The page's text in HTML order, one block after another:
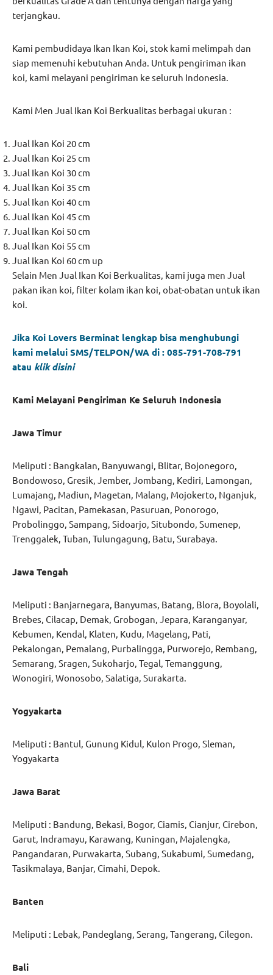
terjangkau.
Kami pembudidaya Ikan Ikan Koi, stok kami melimpah dan
siap memenuhi kebutuhan Anda. Untuk pengiriman ikan
koi, kami melayani pengiriman ke seluruh Indonesia.
Kami Men Jual Ikan Koi Berkualitas berbagai ukuran :
Jual Ikan Koi 20 cm
Jual Ikan Koi 25 cm
Jual Ikan Koi 30 cm
Jual Ikan Koi 35 cm
Jual Ikan Koi 40 cm
Jual Ikan Koi 45 cm
Jual Ikan Koi 50 cm
Jual Ikan Koi 55 cm
Jual Ikan Koi 60 cm up
Selain Men Jual Ikan Koi Berkualitas, kami juga men Jual
pakan ikan koi, filter kolam ikan koi, obat-obatan untuk ikan
koi.
Jika Koi Lovers Berminat lengkap bisa menghubungi
kami melalui SMS/TELPON/WA di : 085-791-708-791
atau klik disini
Kami Melayani Pengiriman Ke Seluruh Indonesia
Jawa Timur
Meliputi : Bangkalan, Banyuwangi, Blitar, Bojonegoro,
Bondowoso, Gresik, Jember, Jombang, Kediri, Lamongan,
Lumajang, Madiun, Magetan, Malang, Mojokerto, Nganjuk,
Ngawi, Pacitan, Pamekasan, Pasuruan, Ponorogo,
Probolinggo, Sampang, Sidoarjo, Situbondo, Sumenep,
Trenggalek, Tuban, Tulungagung, Batu, Surabaya.
Jawa Tengah
Meliputi : Banjarnegara, Banyumas, Batang, Blora, Boyolali,
Brebes, Cilacap, Demak, Grobogan, Jepara, Karanganyar,
Kebumen, Kendal, Klaten, Kudu, Magelang, Pati,
Pekalongan, Pemalang, Purbalingga, Purworejo, Rembang,
Semarang, Sragen, Sukoharjo, Tegal, Temanggung,
Wonogiri, Wonosobo, Salatiga, Surakarta.
Yogyakarta
Meliputi : Bantul, Gunung Kidul, Kulon Progo, Sleman,
Yogyakarta
Jawa Barat
Meliputi : Bandung, Bekasi, Bogor, Ciamis, Cianjur, Cirebon,
Garut, Indramayu, Karawang, Kuningan, Majalengka,
Pangandaran, Purwakarta, Subang, Sukabumi, Sumedang,
Tasikmalaya, Banjar, Cimahi, Depok.
Banten
Meliputi : Lebak, Pandeglang, Serang, Tangerang, Cilegon.
Bali